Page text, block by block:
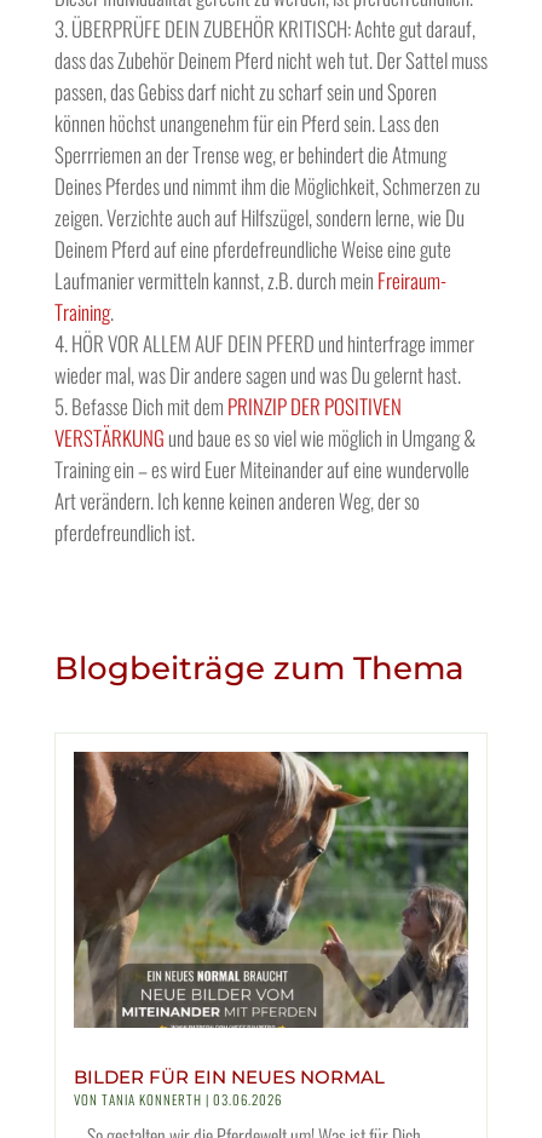
ÜBERPRÜFE DEIN ZUBEHÖR KRITISCH: Achte gut darauf,
dass das Zubehör Deinem Pferd nicht weh tut. Der Sattel muss
passen, das Gebiss darf nicht zu scharf sein und Sporen
können höchst unangenehm für ein Pferd sein. Lass den
Sperrriemen an der Trense weg, er behindert die Atmung
Deines Pferdes und nimmt ihm die Möglichkeit, Schmerzen zu
zeigen. Verzichte auch auf Hilfszügel, sondern lerne, wie Du
Deinem Pferd auf eine pferdefreundliche Weise eine gute
Laufmanier vermitteln kannst, z.B. durch mein Freiraum-
Training.
HÖR VOR ALLEM AUF DEIN PFERD und hinterfrage immer
wieder mal, was Dir andere sagen und was Du gelernt hast.
Befasse Dich mit dem PRINZIP DER POSITIVEN
VERSTÄRKUNG und baue es so viel wie möglich in Umgang &
Training ein – es wird Euer Miteinander auf eine wundervolle
Art verändern. Ich kenne keinen anderen Weg, der so
pferdefreundlich ist.
Blogbeiträge zum Thema
BILDER FÜR EIN NEUES NORMAL
VON TANIA KONNERTH | 03.06.2026